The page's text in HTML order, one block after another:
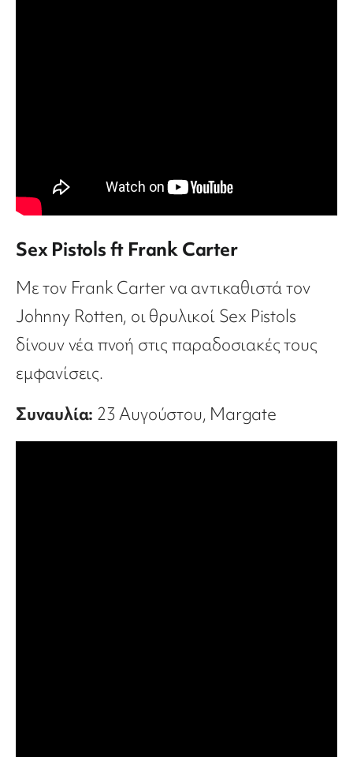
Sex Pistols ft Frank Carter
Με τον Frank Carter να αντικαθιστά τον
Johnny Rotten, οι θρυλικοί Sex Pistols
δίνουν νέα πνοή στις παραδοσιακές τους
εμφανίσεις.
Συναυλία: 23 Αυγούστου, Margate